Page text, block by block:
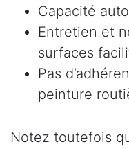
Capacité
Entretien et
surfaces
Pas
peinture
Notez toutefois